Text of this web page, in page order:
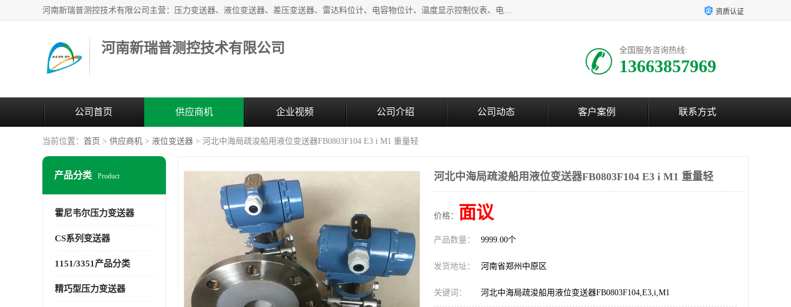
河南新瑞普测控技术有限公司主营：压力变送器、液位变送器、差压变送器、雷达料位计、电容物位计、温度显示控制仪表、电量变送器、流量计、工业自动化系统成套设备。 资质认证
河南新瑞普测控技术有限公司 全国服务咨询热线:
13663857969
公司首页 供应商机 企业视频 公司介绍 公司动态 客户案例 联系方式
当前位置： 首页 > 供应商机 > 液位变送器 > 河北中海局疏浚船用液位变送器FB0803F104 E3 i M1 重量轻
产品分类 Product
霍尼韦尔压力变送器
CS系列变送器
1151/3351产品分类
精巧型压力变送器
河北中海局疏浚船用液位变送器FB0803F104 E3 i M1 重量轻
价格： 面议
产品数量： 9999.00个
发货地址： 河南省郑州中原区
关键词： 河北中海局疏浚船用液位变送器FB0803F104,E3,i,M1